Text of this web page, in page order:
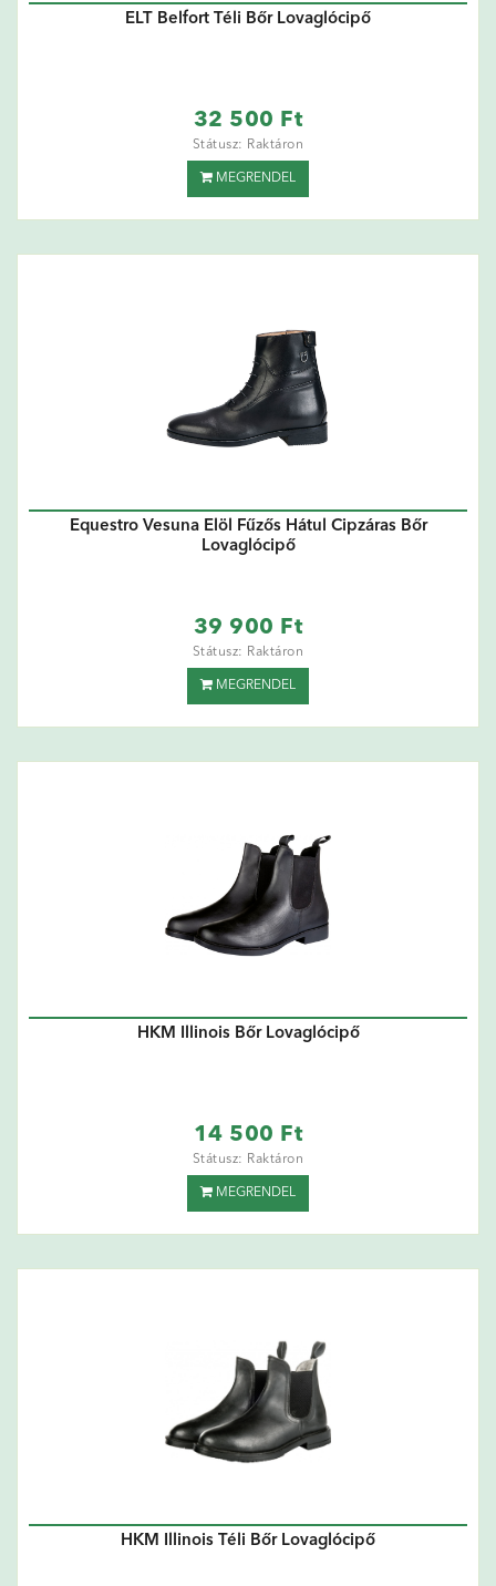
ELT Belfort Téli Bőr Lovaglócipő
32 500 Ft
Státusz: Raktáron
MEGRENDEL
Equestro Vesuna Elöl Fűzős Hátul Cipzáras Bőr
Lovaglócipő
39 900 Ft
Státusz: Raktáron
MEGRENDEL
HKM Illinois Bőr Lovaglócipő
14 500 Ft
Státusz: Raktáron
MEGRENDEL
HKM Illinois Téli Bőr Lovaglócipő